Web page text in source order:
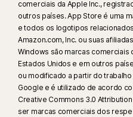
comerciais da Apple Inc.,
outros países. App Store é uma
e todos os logotipos
Amazon.com, Inc. ou suas
Windows são marcas comerciais
Estados Unidos e em outros
ou modificado a partir do
Google e é utilizado de acordo
Creative Commons 3.0
ser marcas comerciais dos